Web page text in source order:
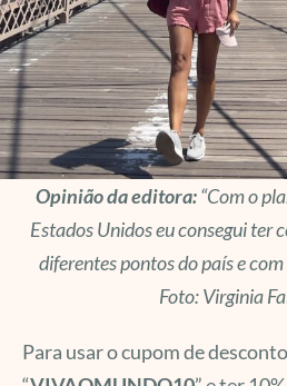
Opinião da editora:“Com o
Estados Unidos eu consegui ter
diferentes pontos do país e
Foto: Virginia
Para usar o cupom de